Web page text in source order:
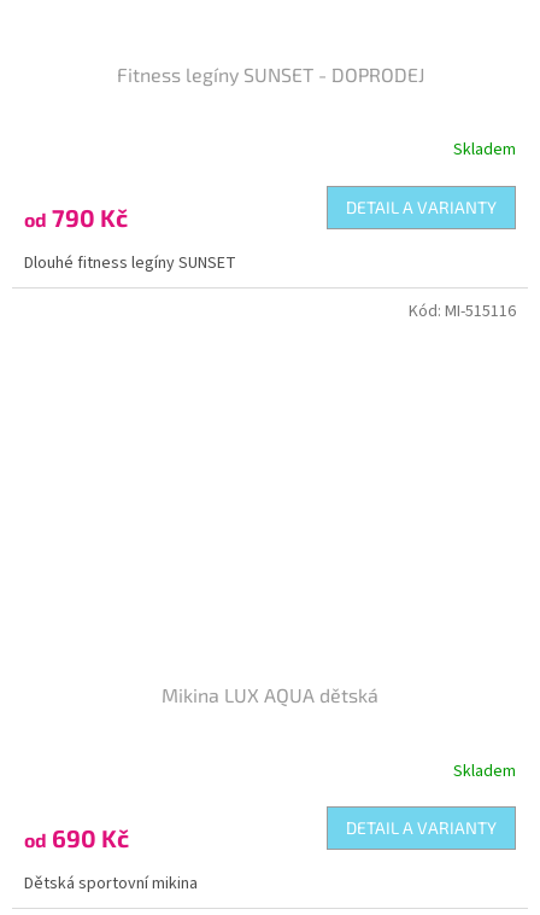
Fitness legíny SUNSET - DOPRODEJ
Skladem
od 790 Kč DETAIL A VARIANTY
Dlouhé fitness legíny SUNSET
Mikina LUX AQUA dětská
Skladem
od 690 Kč DETAIL A VARIANTY
Dětská sportovní mikina
Kód: MI-515116